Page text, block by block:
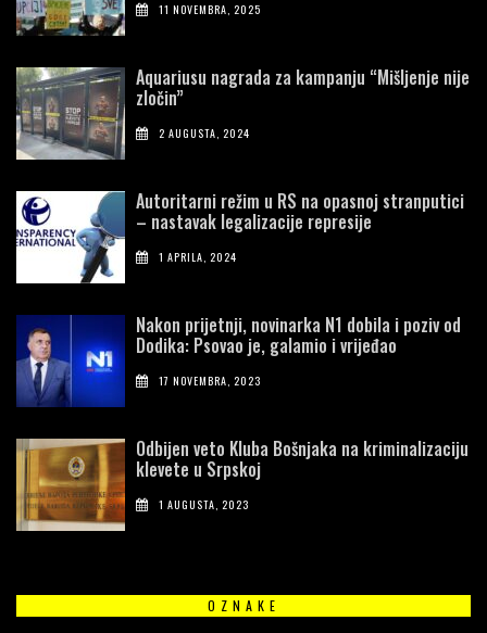
11 NOVEMBRA, 2025
Aquariusu nagrada za kampanju “Mišljenje nije
zločin”
2 AUGUSTA, 2024
Autoritarni režim u RS na opasnoj stranputici
– nastavak legalizacije represije
1 APRILA, 2024
Nakon prijetnji, novinarka N1 dobila i poziv od
Dodika: Psovao je, galamio i vrijeđao
17 NOVEMBRA, 2023
Odbijen veto Kluba Bošnjaka na kriminalizaciju
klevete u Srpskoj
1 AUGUSTA, 2023
OZNAKE